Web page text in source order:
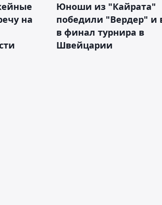
на
Юноши из "Кайрата"
победили "Вердер"
в финал турнира в
Швейцарии